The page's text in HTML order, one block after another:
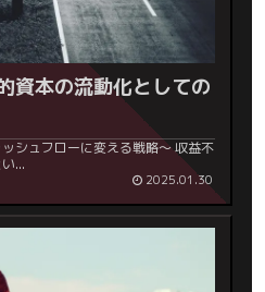
資本の流動化としての
ュフローに変える戦略～ 収益不
...
2025.01.30